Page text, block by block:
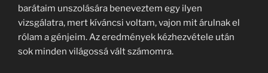
barátaim unszolására beneveztem egy ilyen
vizsgálatra, mert kíváncsi voltam, vajon mit árulnak el
rólam a génjeim. Az eredmények kézhezvétele után
sok minden világossá vált számomra.